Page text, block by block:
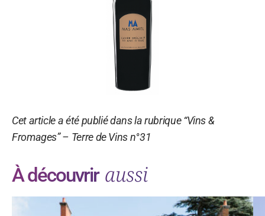
Cet article a été publié dans la rubrique “Vins &
Fromages” – Terre de Vins n°31
À découvrir aussi